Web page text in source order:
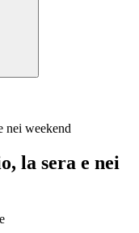
nei weekend
la sera e nei